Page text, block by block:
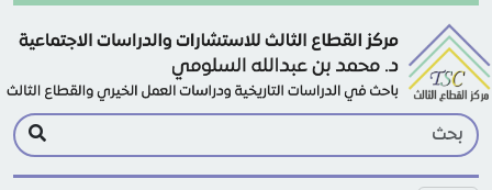
Skip to main content